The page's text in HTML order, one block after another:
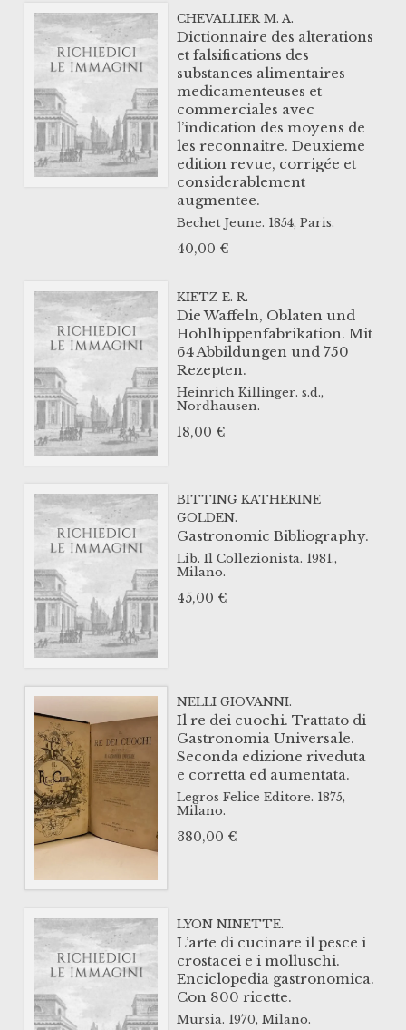
CHEVALLIER M. A.
Dictionnaire des alterations
et falsifications des
substances alimentaires
medicamenteuses et
commerciales avec
l’indication des moyens de
les reconnaitre. Deuxieme
edition revue, corrigée et
considerablement
augmentee.
Bechet Jeune. 1854, Paris.
40,00 €
KIETZ E. R.
Die Waffeln, Oblaten und
Hohlhippenfabrikation. Mit
64 Abbildungen und 750
Rezepten.
Heinrich Killinger. s.d.,
Nordhausen.
18,00 €
BITTING KATHERINE
GOLDEN.
Gastronomic Bibliography.
Lib. Il Collezionista. 1981.,
Milano.
45,00 €
NELLI GIOVANNI.
Il re dei cuochi. Trattato di
Gastronomia Universale.
Seconda edizione riveduta
e corretta ed aumentata.
Legros Felice Editore. 1875,
Milano.
380,00 €
LYON NINETTE.
L’arte di cucinare il pesce i
crostacei e i molluschi.
Enciclopedia gastronomica.
Con 800 ricette.
Mursia. 1970, Milano.